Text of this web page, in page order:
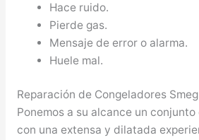
Hace ruido.
Pierde gas.
Mensaje de error o alarma.
Huele mal.
Reparación de Congeladores
Ponemos a su alcance un
con una extensa y dilatada